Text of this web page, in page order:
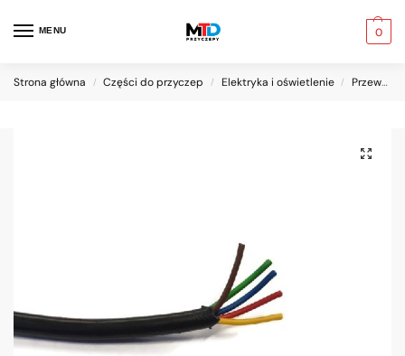
MENU 0
Strona główna / Części do przyczep / Elektryka i oświetlenie / Przewody